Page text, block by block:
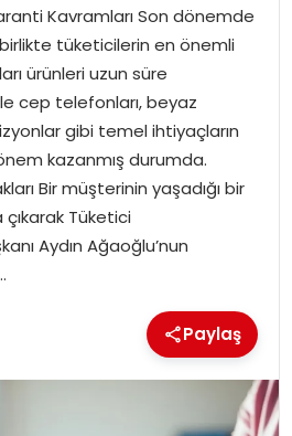
Kavramları Son dönemde
tüketicilerin en önemli
ürünleri uzun süre
cep telefonları, beyaz
gibi temel ihtiyaçların
kazanmış durumda.
Bir müşterinin yaşadığı bir
Tüketici
Aydın Ağaoğlu’nun
Paylaş